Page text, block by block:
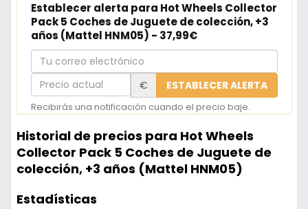
Establecer alerta para Hot Wheels Collector
Pack 5 Coches de Juguete de colección, +3
años (Mattel HNM05) - 37,99€
Tu
correo
electrónico
Precio
actual
€ ESTABLECER ALERTA
Recibirás una notificación cuando el precio baje.
Historial de precios para Hot Wheels
Collector Pack 5 Coches de Juguete de
colección, +3 años (Mattel HNM05)
Estadísticas